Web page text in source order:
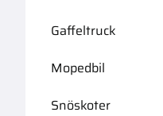
Gaffeltruck
Mopedbil
Snöskoter